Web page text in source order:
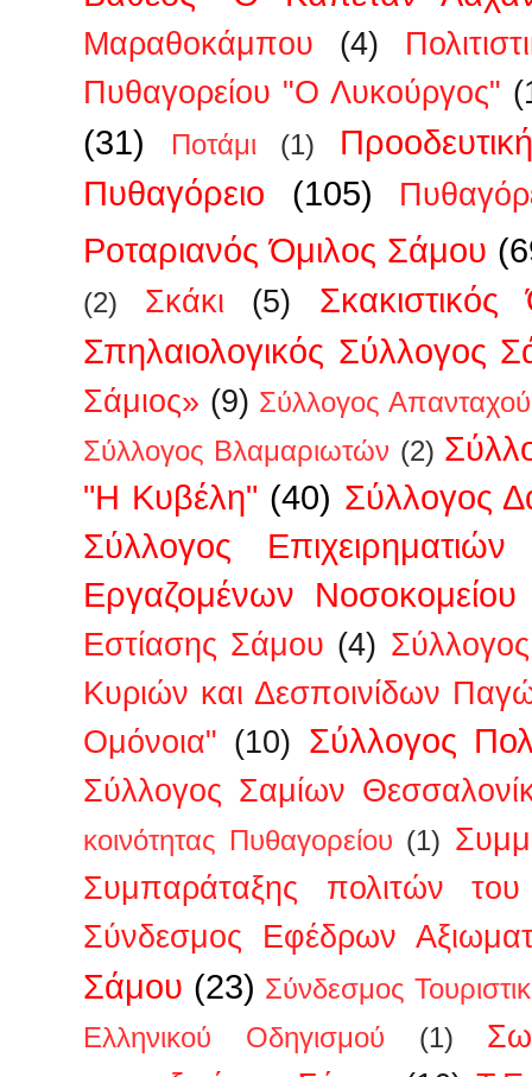
Μαραθοκάμπου (4)
Πυθαγορείου "Ο Λυκούργος"
(31) Ποτάμι (1)
Πυθαγόρειο
(105)
Ροταριανός Όμιλος Σάμου
(2) Σκάκι (5)
Σπηλαιολογικός Σύλλογος
Σάμιος» (9) Σύλλογος
Σύλλογος Βλαμαριωτών (2)
"Η Κυβέλη" (40) Σύλλογος
Σύλλογος
Εργαζομένων
Εστίασης Σάμου (4)
Κυριών και Δεσποινίδων
Ομόνοια" (10) Σύλλογος
Σύλλογος Σαμίων
κοινότητας Πυθαγορείου (1)
Συμπαράταξης πολιτών του
Σύνδεσμος Εφέδρων
Σάμου (23) Σύνδεσμος
Ελληνικού Οδηγισμού
(1)